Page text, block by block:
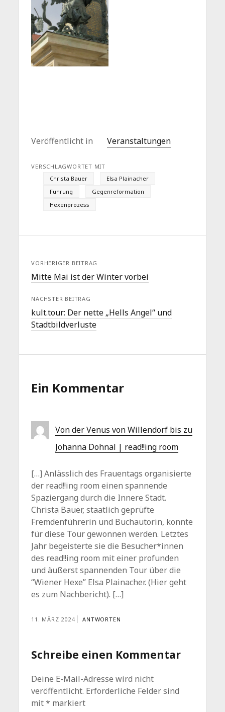
Veröffentlicht in Veranstaltungen
VERSCHLAGWORTET MIT
Christa Bauer
Elsa Plainacher
Führung
Gegenreformation
Hexenprozess
VORHERIGER BEITRAG
Mitte Mai ist der Winter vorbei
NÄCHSTER BEITRAG
kult.tour: Der nette „Hells Angel“ und
Stadtbildverluste
Ein Kommentar
Von der Venus von Willendorf bis zu
Johanna Dohnal | read!!ing room
[…] Anlässlich des Frauentags organisierte
der read!!ing room einen spannende
Spaziergang durch die Innere Stadt.
Christa Bauer, staatlich geprüfte
Fremdenführerin und Buchautorin, konnte
für diese Tour gewonnen werden. Letztes
Jahr begeisterte sie die Besucher*innen
des read!!ing room mit einer profunden
und äußerst spannenden Tour über die
“Wiener Hexe” Elsa Plainacher. (Hier geht
es zum Nachbericht). […]
11. MÄRZ 2024 ANTWORTEN
Schreibe einen Kommentar
Deine E-Mail-Adresse wird nicht
veröffentlicht. Erforderliche Felder sind
mit* markiert